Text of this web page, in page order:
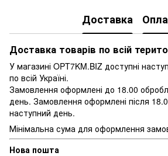
Доставка
Доставка товарів по всій
У магазині OPT7KM.BIZ доступні
по всій Україні.
Замовлення оформлені до 18.00
день. Замовлення оформлені після
наступний день.
Мінімальна сума для оформлення
Нова пошта